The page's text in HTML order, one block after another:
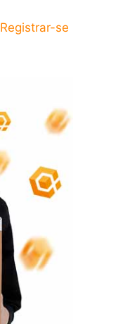
Registrar-se